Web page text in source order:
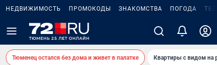
НЕДВИЖИМОСТЬ ПРОМОКОДЫ ЗНАКОМСТВА ПОГОДА
Тюменец остался без дома и живет в палатке Квартиры с видом на